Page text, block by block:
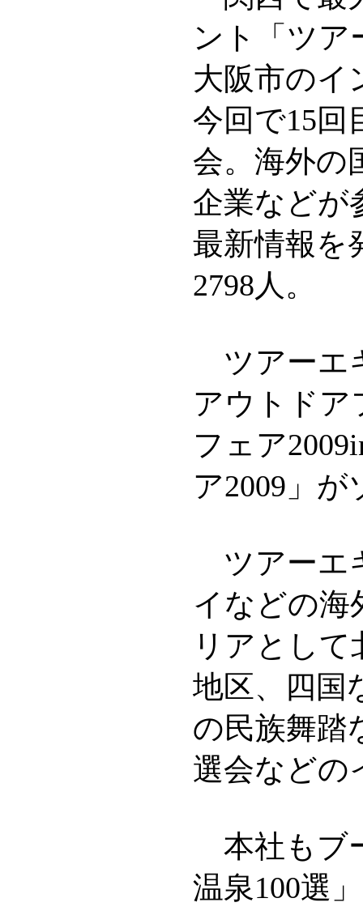
ント「ツア
大阪市のイ
今回で15回
会。海外の
企業などが
最新情報を
2798人。
ツアーエ
アウトドア
フェア
ア2009」
ツアーエ
イなどの海
リアとし
地区、四国
の民族舞踏
選会などの
本社もブ
温泉100選